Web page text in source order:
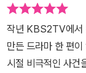
작년 KBS2TV에서
만든 드라마 한 편
시절 비극적인 사건